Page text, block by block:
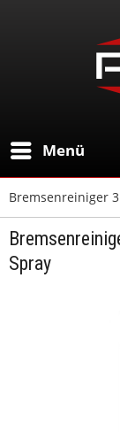
Menü
Bremsenreiniger
Spray